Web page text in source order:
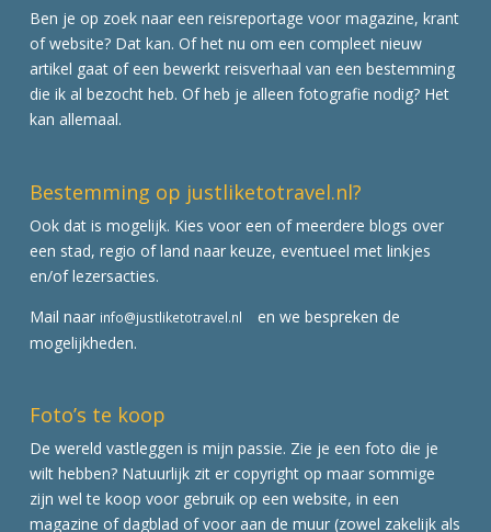
Ben je op zoek naar een reisreportage voor magazine, krant
of website? Dat kan. Of het nu om een compleet nieuw
artikel gaat of een bewerkt reisverhaal van een bestemming
die ik al bezocht heb. Of heb je alleen fotografie nodig? Het
kan allemaal.
Bestemming op justliketotravel.nl?
Ook dat is mogelijk. Kies voor een of meerdere blogs over
een stad, regio of land naar keuze, eventueel met linkjes
en/of lezersacties.
Mail naar info@justliketotravel.nl
en we bespreken de
mogelijkheden.
Foto’s te koop
De wereld vastleggen is mijn passie. Zie je een foto die je
wilt hebben? Natuurlijk zit er copyright op maar sommige
zijn wel te koop voor gebruik op een website, in een
magazine of dagblad of voor aan de muur (zowel zakelijk als